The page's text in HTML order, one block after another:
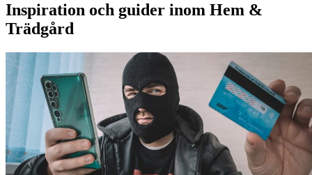
Inspiration och guider inom Hem &
Trädgård